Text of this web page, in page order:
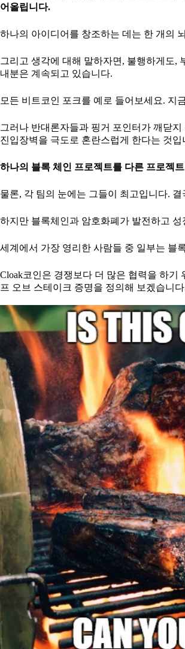
어올립니다.
하나의 아이디어를 창조하는 데는 한 개의
그리고 생각에 대해 말하자면, 불행하게도,
내분은 계속되고 있습니다.
모든 비트코인 포크를 예로 들어보세요. 지
그러나 반대론자들과 핑거 포인터가 깨닫
진입장벽을 극도로 혼란스럽게 한다는 것
하나의 블록 체인 프로젝트를 다른 프로젝
물론, 각 팀의 눈에는 그들이 최고입니다.
하지만 블록체인과 암호화폐가 발전하고
세계에서 가장 영리한 사람들 중 일부는 블
Cloak코인은 경쟁보다 더 많은 협력을 하기
프 오브 스테이크 증명을 정의해 보겠습니